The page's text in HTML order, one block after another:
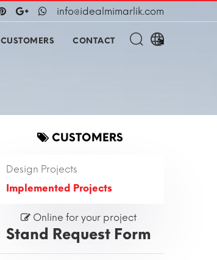
info@idealmimarlik.com
CUSTOMERS CONTACT
CUSTOMERS
Design Projects
Implemented Projects
Online for your project
Stand Request Form